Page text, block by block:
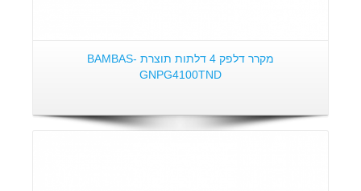
מקרר דלפק 4 דלתות תוצרת BAMBAS-
GNPG4100TND